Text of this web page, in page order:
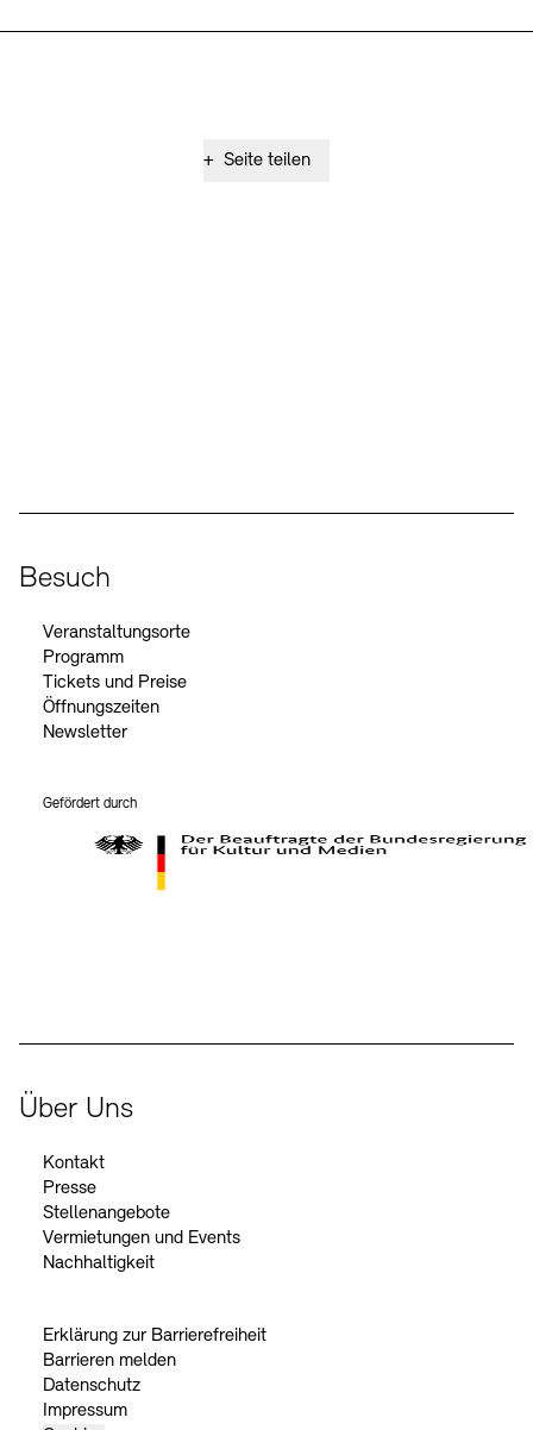
+ Seite teilen
Besuch
Veranstaltungsorte
Programm
Tickets und Preise
Öffnungszeiten
Newsletter
Gefördert durch
Über Uns
Kontakt
Presse
Stellenangebote
Vermietungen und Events
Nachhaltigkeit
Erklärung zur Barrierefreiheit
Barrieren melden
Datenschutz
Impressum